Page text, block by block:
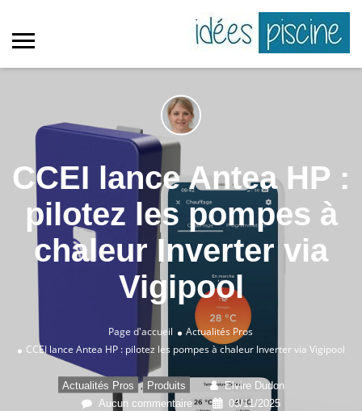
CCEI lance Antea HP :
pilotez les pompes à
chaleur Inverter via
Vigipool
Page d'accueil
Actualités Pros
CCEI lance Antea HP : pilotez les pompes à chaleur Inverter via Vigipool
Actualités Pros , Produits
Elvire Dudon
Aucun commentaire
03/11/2025